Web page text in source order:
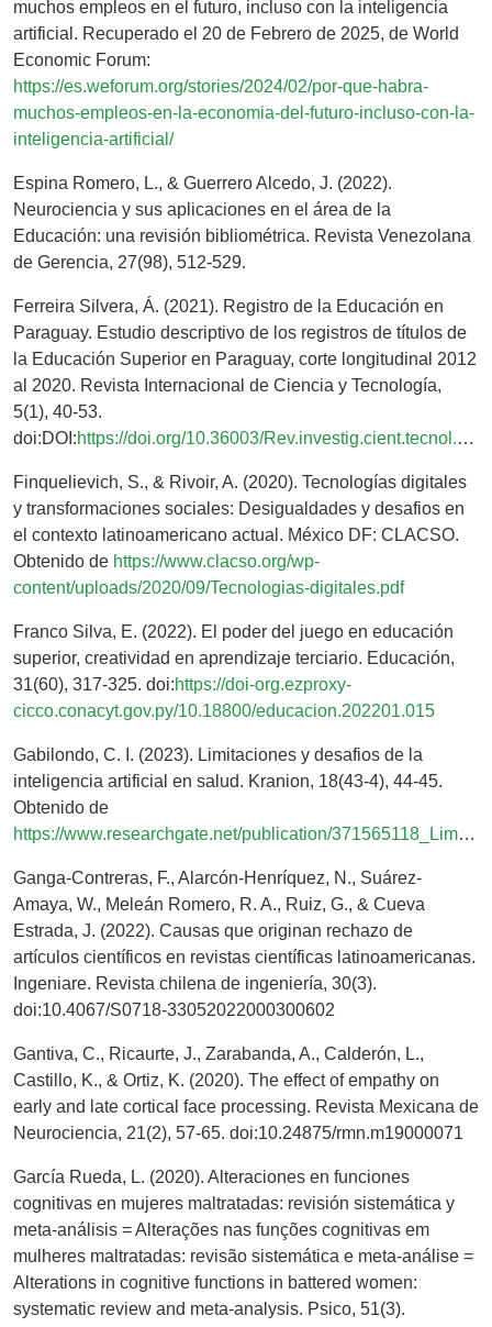
muchos empleos en el futuro, incluso con la inteligencia
artificial. Recuperado el 20 de Febrero de 2025, de World
Economic Forum:
https://es.weforum.org/stories/2024/02/por-que-habra-
muchos-empleos-en-la-economia-del-futuro-incluso-con-la-
inteligencia-artificial/
Espina Romero, L., & Guerrero Alcedo, J. (2022).
Neurociencia y sus aplicaciones en el área de la
Educación: una revisión bibliométrica. Revista Venezolana
de Gerencia, 27(98), 512-529.
Ferreira Silvera, Á. (2021). Registro de la Educación en
Paraguay. Estudio descriptivo de los registros de títulos de
la Educación Superior en Paraguay, corte longitudinal 2012
al 2020. Revista Internacional de Ciencia y Tecnología,
5(1), 40-53.
doi:DOI:https://doi.org/10.36003/Rev.investig.cient.tecnol.V5N1(2021)4
Finquelievich, S., & Rivoir, A. (2020). Tecnologías digitales
y transformaciones sociales: Desigualdades y desafios en
el contexto latinoamericano actual. México DF: CLACSO.
Obtenido de https://www.clacso.org/wp-
content/uploads/2020/09/Tecnologias-digitales.pdf
Franco Silva, E. (2022). El poder del juego en educación
superior, creatividad en aprendizaje terciario. Educación,
31(60), 317-325. doi:https://doi-org.ezproxy-
cicco.conacyt.gov.py/10.18800/educacion.202201.015
Gabilondo, C. I. (2023). Limitaciones y desafios de la
inteligencia artificial en salud. Kranion, 18(43-4), 44-45.
Obtenido de
https://www.researchgate.net/publication/371565118_Limitaciones_y_desafios_de_la_inteligencia_artificial_en_salud
Ganga-Contreras, F., Alarcón-Henríquez, N., Suárez-
Amaya, W., Meleán Romero, R. A., Ruiz, G., & Cueva
Estrada, J. (2022). Causas que originan rechazo de
artículos científicos en revistas científicas latinoamericanas.
Ingeniare. Revista chilena de ingeniería, 30(3).
doi:10.4067/S0718-33052022000300602
Gantiva, C., Ricaurte, J., Zarabanda, A., Calderón, L.,
Castillo, K., & Ortiz, K. (2020). The effect of empathy on
early and late cortical face processing. Revista Mexicana de
Neurociencia, 21(2), 57-65. doi:10.24875/rmn.m19000071
García Rueda, L. (2020). Alteraciones en funciones
cognitivas en mujeres maltratadas: revisión sistemática y
meta-análisis = Alterações nas funções cognitivas em
mulheres maltratadas: revisão sistemática e meta-análise =
Alterations in cognitive functions in battered women:
systematic review and meta-analysis. Psico, 51(3).